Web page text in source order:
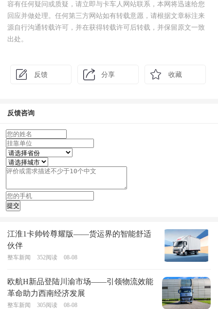
容有任何疑问或质疑，请立即与卡车人网站联系，本网将迅速给您
回应并做处理。任何第三方网站如有转载意愿，请根据文章标注来
源自行沟通转载许可，并在获得转载许可后转载，并保留原文一致
出处。
反馈 分享 收藏
反馈咨询
江淮1卡帅铃尊耀版——货运界的智能舒适
伙伴
整车新闻 352阅读 08-08
欧航H新品登陆川渝市场——引领物流效能
革命助力西南经济发展
整车新闻 305阅读 08-08